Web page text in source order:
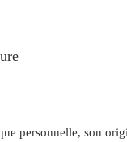
personnelle, son